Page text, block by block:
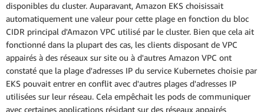
disponibles du cluster. Auparavant, Amazon EKS choisissait
automatiquement une valeur pour cette plage en fonction du bloc
CIDR principal d'Amazon VPC utilisé par le cluster. Bien que cela ait
fonctionné dans la plupart des cas, les clients disposant de VPC
appairés à des réseaux sur site ou à d'autres Amazon VPC ont
constaté que la plage d'adresses IP du service Kubernetes choisie par
EKS pouvait entrer en conflit avec d'autres plages d'adresses IP
utilisées sur leur réseau. Cela empêchait les pods de communiquer
avec certaines applications résidant sur des réseaux appairés